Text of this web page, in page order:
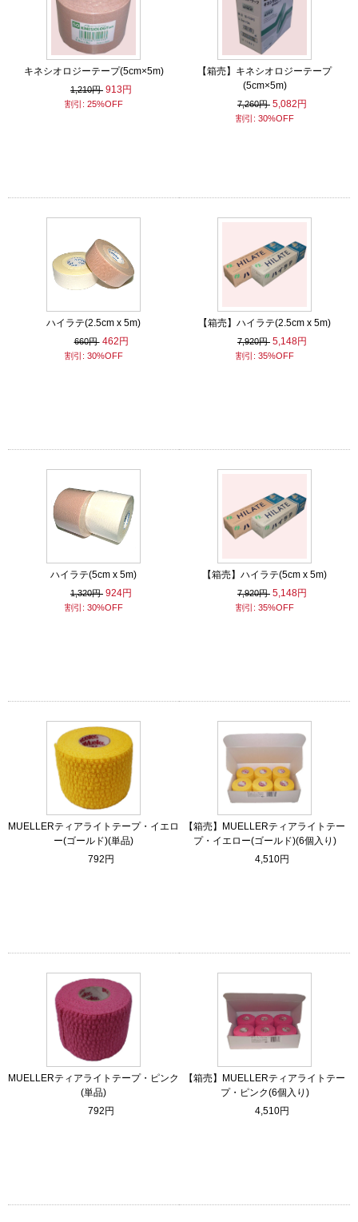
キネシオロジーテープ(5cm×5m)
1,210円 913円
割引: 25%OFF
【箱売】キネシオロジーテープ
(5cm×5m)
7,260円 5,082円
割引: 30%OFF
ハイラテ(2.5cm x 5m)
660円 462円
割引: 30%OFF
【箱売】ハイラテ(2.5cm x 5m)
7,920円 5,148円
割引: 35%OFF
ハイラテ(5cm x 5m)
1,320円 924円
割引: 30%OFF
【箱売】ハイラテ(5cm x 5m)
7,920円 5,148円
割引: 35%OFF
MUELLERティアライトテープ・イエロ
ー(ゴールド)(単品)
792円
【箱売】MUELLERティアライトテー
プ・イエロー(ゴールド)(6個入り)
4,510円
MUELLERティアライトテープ・ピンク
(単品)
792円
【箱売】MUELLERティアライトテー
プ・ピンク(6個入り)
4,510円